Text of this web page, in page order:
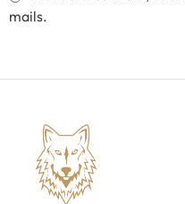
mails.